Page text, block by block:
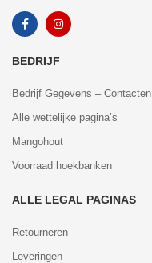
BEDRIJF
Bedrijf Gegevens – Contacten
Alle wettelijke pagina’s
Mangohout
Voorraad hoekbanken
ALLE LEGAL PAGINAS
Retourneren
Leveringen